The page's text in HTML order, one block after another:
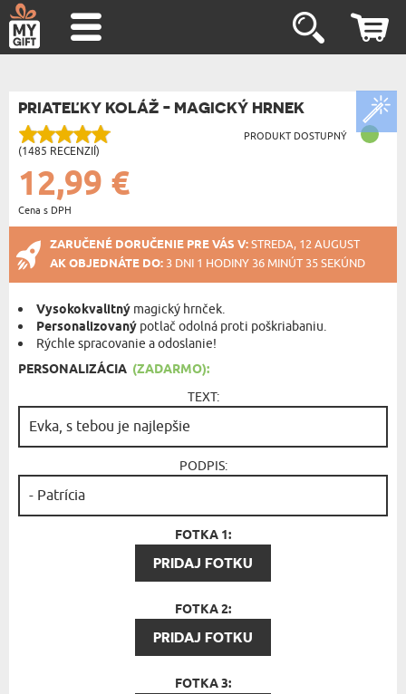
PRIATEĽKY KOLÁŽ - MAGICKÝ HRNEK
(1485 RECENZIÍ)
PRODUKT DOSTUPNÝ
12,99 €
Cena s DPH
ZARUČENÉ DORUČENIE PRE VÁS V:STREDA, 12 AUGUST
AK OBJEDNÁTE DO: 3 DNI 1 HODINY 36 MINÚT 35 SEKÚND
Vysokokvalitný magický hrnček.
Personalizovaný potlač odolná proti poškriabaniu.
Rýchle spracovanie a odoslanie!
PERSONALIZÁCIA (ZADARMO):
TEXT:
PODPIS:
FOTKA 1:
PRIDAJ FOTKU
FOTKA 2:
PRIDAJ FOTKU
FOTKA 3: